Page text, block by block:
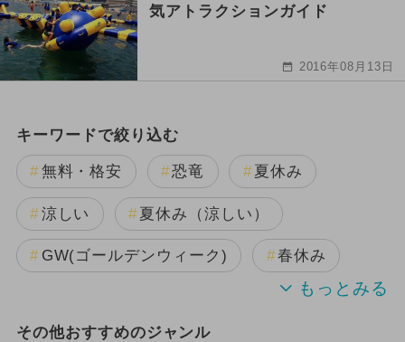
気アトラクションガイド
2016年08月13日
キーワードで絞り込む
無料・格安 恐竜 夏休み
涼しい 夏休み（涼しい）
GW(ゴールデンウィーク) 春休み
日帰り
その他おすすめのジャンル